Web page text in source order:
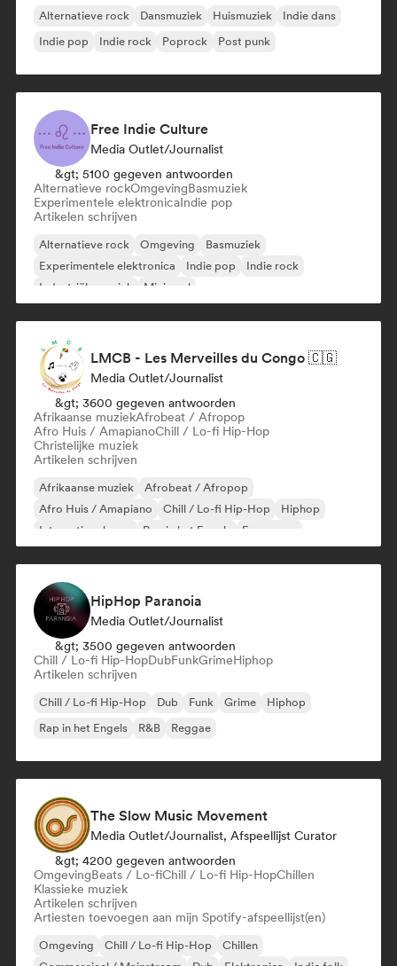
Alternatieve rock Dansmuziek Huismuziek
Indie dans
Indie pop
Indie rock Poprock Post punk
Free Indie Culture
Media Outlet/Journalist
&gt; 5100 gegeven antwoorden
Alternatieve rockOmgevingBasmuziek
Experimentele elektronicaIndie pop
Artikelen schrijven
Alternatieve rock Omgeving
Basmuziek
Experimentele elektronica
Indie pop
Indie rock
Industriële muziek
Minimaal
LMCB - Les Merveilles du Congo 🇨🇬
Media Outlet/Journalist
&gt; 3600 gegeven antwoorden
Afrikaanse muziekAfrobeat / Afropop
Afro Huis / AmapianoChill / Lo-fi Hip-Hop
Christelijke muziek
Artikelen schrijven
Afrikaanse muziek
Afrobeat / Afropop
Afro Huis / Amapiano
Chill / Lo-fi Hip-Hop
Hiphop
Internationale rap
Rap in het Engels Franse rap
HipHop Paranoia
Media Outlet/Journalist
&gt; 3500 gegeven antwoorden
Chill / Lo-fi Hip-HopDubFunkGrimeHiphop
Artikelen schrijven
Chill / Lo-fi Hip-Hop Dub Funk Grime
Hiphop
Rap in het Engels
R&B Reggae
The Slow Music Movement
Media Outlet/Journalist, Afspeellijst Curator
&gt; 4200 gegeven antwoorden
OmgevingBeats / Lo-fiChill / Lo-fi Hip-HopChillen
Klassieke muziek
Artikelen schrijven
Artiesten toevoegen aan mijn Spotify-afspeellijst(en)
Omgeving Chill / Lo-fi Hip-Hop
Chillen